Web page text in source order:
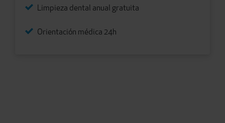
Limpieza dental anual gratuita
Orientación médica 24h